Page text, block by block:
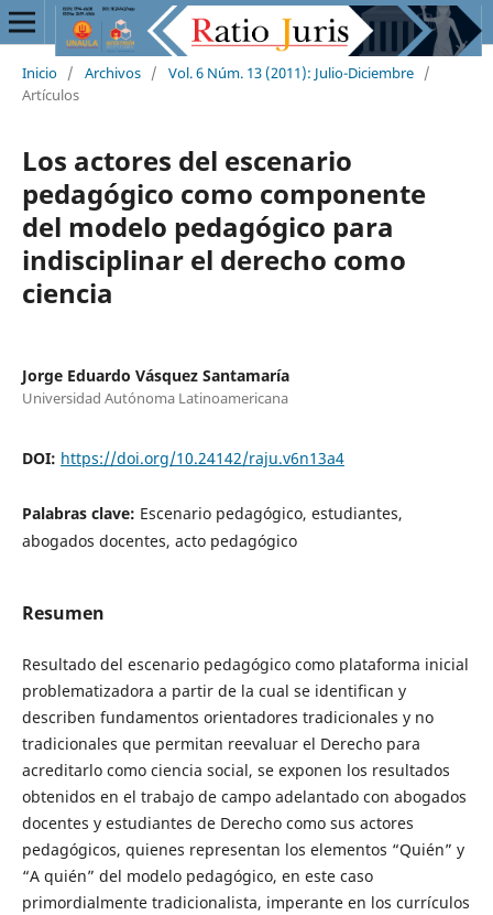
Inicio / Archivos / Vol. 6 Núm. 13 (2011): Julio-Diciembre /
Artículos
Los actores del escenario
pedagógico como componente
del modelo pedagógico para
indisciplinar el derecho como
ciencia
Jorge Eduardo Vásquez Santamaría
Universidad Autónoma Latinoamericana
DOI: https://doi.org/10.24142/raju.v6n13a4
Palabras clave: Escenario pedagógico, estudiantes,
abogados docentes, acto pedagógico
Resumen
Resultado del escenario pedagógico como plataforma inicial
problematizadora a partir de la cual se identifican y
describen fundamentos orientadores tradicionales y no
tradicionales que permitan reevaluar el Derecho para
acreditarlo como ciencia social, se exponen los resultados
obtenidos en el trabajo de campo adelantado con abogados
docentes y estudiantes de Derecho como sus actores
pedagógicos, quienes representan los elementos “Quién” y
“A quién” del modelo pedagógico, en este caso
primordialmente tradicionalista, imperante en los currículos